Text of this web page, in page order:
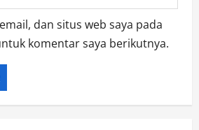
dan situs web saya pada
komentar saya berikutnya.